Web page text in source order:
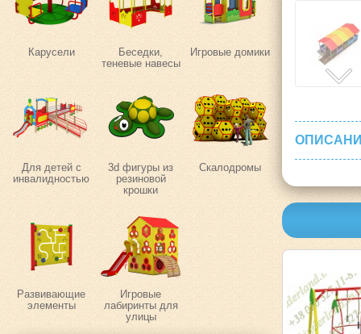
Карусели
Беседки,
теневые навесы
Игровые домики
Для детей с
инвалидностью
3d фигуры из
резиновой
крошки
Скалодромы
Развивающие
элементы
Игровые
лабиринты для
улицы